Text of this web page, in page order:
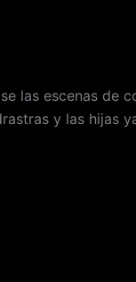
las escenas de
y las hijas